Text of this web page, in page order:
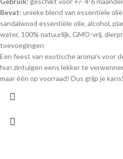
Bevat: unieke blend van essentiële
sandalwood essentiële olie, alcohol,
water, 100% natuurlijk, GMO-vrij,
toevoegingen
Een feest van exotische aroma's voor
hun zintuigen eens lekker te
maar één op voorraad! Dus grijp je kans!